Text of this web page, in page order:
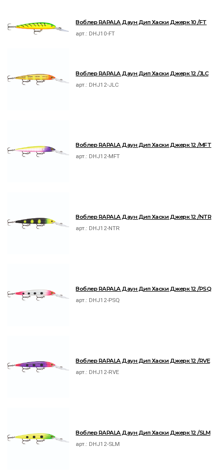
Воблер RAPALA Даун Дип Хаски Джерк 10 /FT
арт.: DHJ10-FT
Воблер RAPALA Даун Дип Хаски Джерк 12 /JLC
арт.: DHJ12-JLC
Воблер RAPALA Даун Дип Хаски Джерк 12 /MFT
арт.: DHJ12-MFT
Воблер RAPALA Даун Дип Хаски Джерк 12 /NTR
арт.: DHJ12-NTR
Воблер RAPALA Даун Дип Хаски Джерк 12 /PSQ
арт.: DHJ12-PSQ
Воблер RAPALA Даун Дип Хаски Джерк 12 /RVE
арт.: DHJ12-RVE
Воблер RAPALA Даун Дип Хаски Джерк 12 /SLM
арт.: DHJ12-SLM